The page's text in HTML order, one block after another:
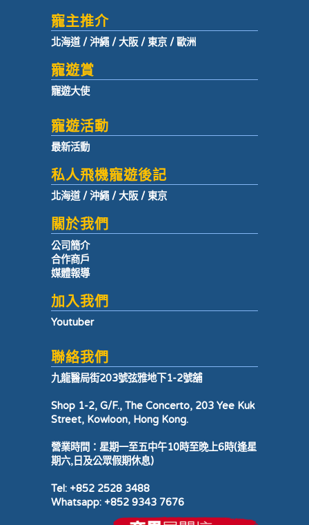
寵主推介
北海道/ 沖繩/ 大阪 / 東京 / 歐洲
寵遊賞
寵遊大使
寵遊活動
最新活動
私人飛機寵遊後記
北海道/ 沖繩/ 大阪 / 東京
關於我們
公司簡介
合作商戶
媒體報導
加入我們
Youtuber
聯絡我們
九龍醫局街203號弦雅地下1-2號舖
Shop 1-2, G/F., The Concerto, 203 Yee Kuk
Street, Kowloon, Hong Kong.
營業時間：星期一至五中午10時至晚上6時(逢星
期六,日及公眾假期休息)
Tel: +852 2528 3488
Whatsapp: +852 9343 7676